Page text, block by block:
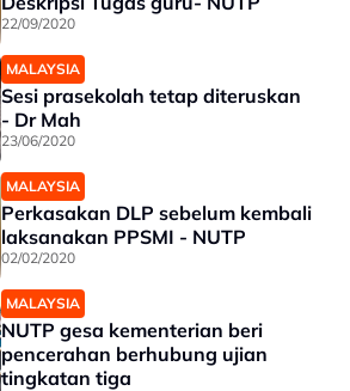
22/09/2020
MALAYSIA
Sesi prasekolah tetap diteruskan
- Dr Mah
23/06/2020
MALAYSIA
Perkasakan DLP sebelum kembali
laksanakan PPSMI - NUTP
02/02/2020
MALAYSIA
NUTP gesa kementerian beri
pencerahan berhubung ujian
tingkatan tiga